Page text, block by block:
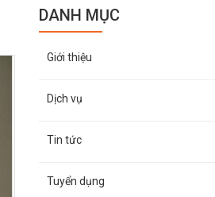
DANH MỤC
Giới thiệu
Dịch vụ
Tin tức
Tuyển dụng